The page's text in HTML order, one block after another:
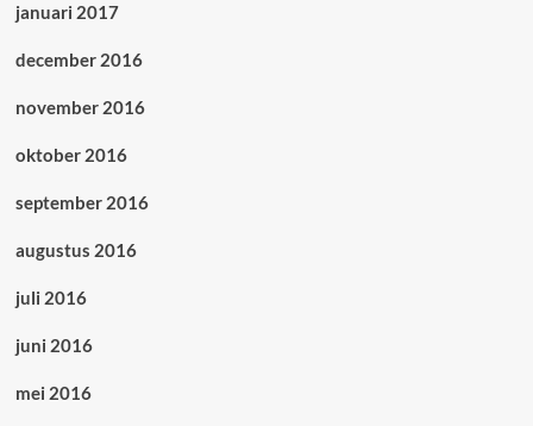
januari 2017
december 2016
november 2016
oktober 2016
september 2016
augustus 2016
juli 2016
juni 2016
mei 2016